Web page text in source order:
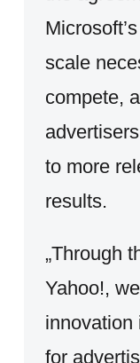
scale
compete,
to more
results.
„Through
Yahoo!,
innovation
for